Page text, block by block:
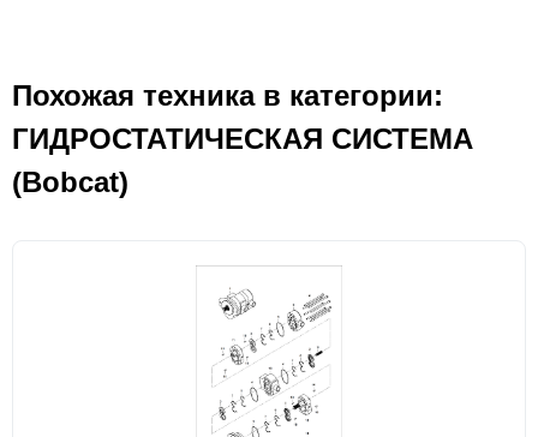
Похожая техника в категории:
ГИДРОСТАТИЧЕСКАЯ СИСТЕМА
(Bobcat)